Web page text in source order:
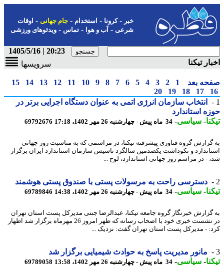
-کرونا-استخدام- جام جهانی-اوقات
شرعی-آب و هوا-تماس-ویدئوهای ورزشی
20:23 | 1405/5/16
تیکنا
سرویسها
بعد 1
2
3
4
5
6
7
8
9
10
11
12
13
14
15
17
18
19
20
انتخاب سازمان انرژی اتمی به عنوان دستگاه اجرایی برتر در
استاندارد
-سیاسی-34 ماه پیش - چهارشنبه 26 مهر 1402، 17:18 69792676
گروه فناوری پیشرفته تیکنا، در مراسمی که به مناسبت روز جهانی
و نکوداشت یکصدمین سالگرد تاسیس سازمان استاندارد ایران برگزار
- در مراسم روز جهانی استاندارد، لوح ...
دسترسی راحت به مرسولات پستی با صندوق پستی هوشمند
-سیاسی-34 ماه پیش - چهارشنبه 26 مهر 1402، 14:38 69789846
خبرنگار گروه جامعه تیکنا، عبدالرضا جنتی مدیرکل پست استان تهران
در نشست خبری خود با اصحاب رسانه که ظهر امروز 26 مهرماه برگزار شد اظهار
- مدیرکل پست استان تهران گفت: نزدیک ...
مانور مدیریت پاسخ به حوادث شیمیایی برگزار شد
-سیاسی-34 ماه پیش - چهارشنبه 26 مهر 1402، 13:58 69789058